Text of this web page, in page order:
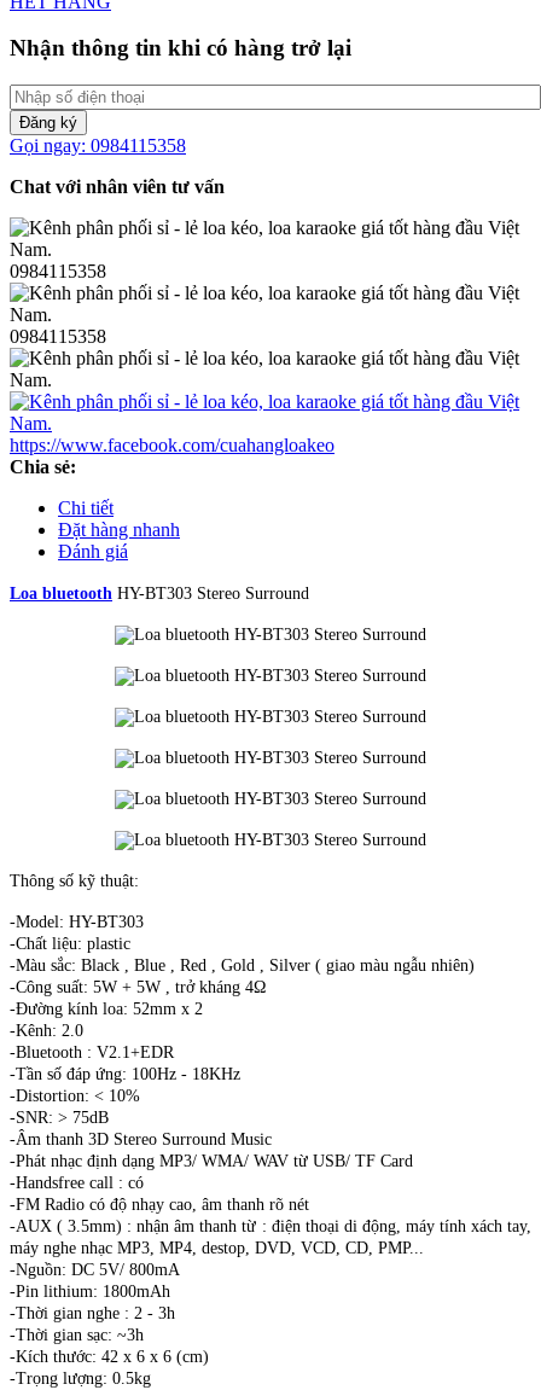
Nhận thông tin khi có hàng trở lại
Đăng ký
Gọi ngay: 0984115358
Chat với nhân viên tư vấn
0984115358
0984115358
https://www.facebook.com/cuahangloakeo
Chia sẻ:
Chi tiết
Đặt hàng nhanh
Đánh giá
Loa bluetooth HY-BT303 Stereo Surround
Thông số kỹ thuật:
-Model: HY-BT303
-Chất liệu: plastic
-Màu sắc: Black , Blue , Red , Gold , Silver ( giao màu ngẫu nhiên)
-Công suất: 5W + 5W , trở kháng 4Ω
-Đường kính loa: 52mm x 2
-Kênh: 2.0
-Bluetooth : V2.1+EDR
-Tần số đáp ứng: 100Hz - 18KHz
-Distortion: < 10%
-SNR: > 75dB
-Âm thanh 3D Stereo Surround Music
-Phát nhạc định dạng MP3/ WMA/ WAV từ USB/ TF Card
-Handsfree call : có
-FM Radio có độ nhạy cao, âm thanh rõ nét
-AUX ( 3.5mm) : nhận âm thanh từ : điện thoại di động, máy tính xách tay,
máy nghe nhạc MP3, MP4, destop, DVD, VCD, CD, PMP...
-Nguồn: DC 5V/ 800mA
-Pin lithium: 1800mAh
-Thời gian nghe : 2 - 3h
-Thời gian sạc: ~3h
-Kích thước: 42 x 6 x 6 (cm)
-Trọng lượng: 0.5kg